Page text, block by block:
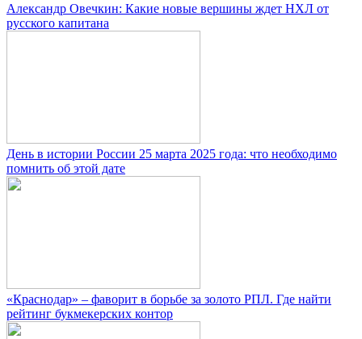
Александр Овечкин: Какие новые вершины ждет НХЛ от
русского капитана
День в истории России 25 марта 2025 года: что необходимо
помнить об этой дате
«Краснодар» – фаворит в борьбе за золото РПЛ. Где найти
рейтинг букмекерских контор